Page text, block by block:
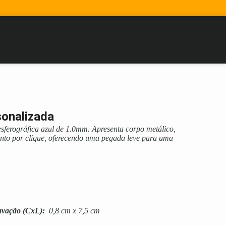
azul de 1.0mm. Apresenta corpo metálico,
por clique, oferecendo uma pegada leve para uma
(CxL): 0,8 cm x 7,5 cm